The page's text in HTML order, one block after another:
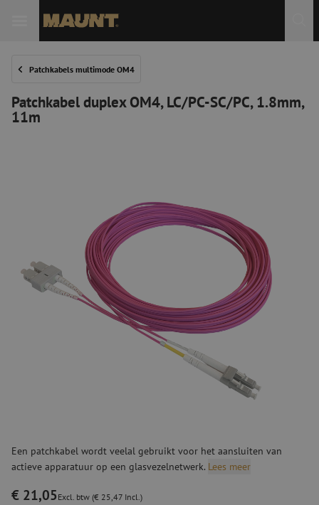
Patchkabels multimode OM4
Patchkabel duplex OM4, LC/PC-SC/PC, 1.8mm,
11m
Een patchkabel wordt veelal gebruikt voor het aansluiten van
actieve apparatuur op een glasvezelnetwerk. Lees meer
€ 21,05 Excl. btw (€ 25,47 Incl.)